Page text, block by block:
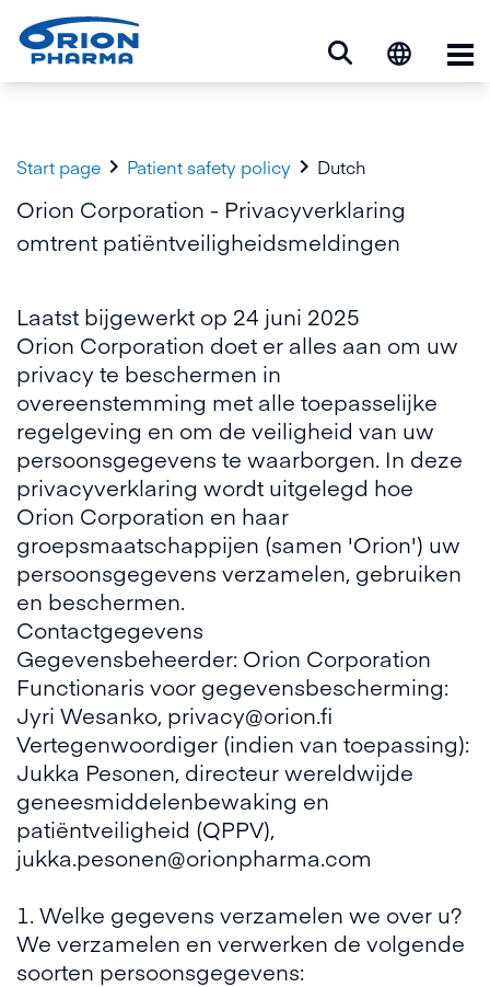
Start page  Patient safety policy  Dutch
Orion Corporation - Privacyverklaring
omtrent patiëntveiligheidsmeldingen
Laatst bijgewerkt op 24 juni 2025
Orion Corporation doet er alles aan om uw
privacy te beschermen in
overeenstemming met alle toepasselijke
regelgeving en om de veiligheid van uw
persoonsgegevens te waarborgen. In deze
privacyverklaring wordt uitgelegd hoe
Orion Corporation en haar
groepsmaatschappijen (samen 'Orion') uw
persoonsgegevens verzamelen, gebruiken
en beschermen.
Contactgegevens
Gegevensbeheerder: Orion Corporation
Functionaris voor gegevensbescherming:
Jyri Wesanko, privacy@orion.fi
Vertegenwoordiger (indien van toepassing):
Jukka Pesonen, directeur wereldwijde
geneesmiddelenbewaking en
patiëntveiligheid (QPPV),
jukka.pesonen@orionpharma.com
1. Welke gegevens verzamelen we over u?
We verzamelen en verwerken de volgende
soorten persoonsgegevens: